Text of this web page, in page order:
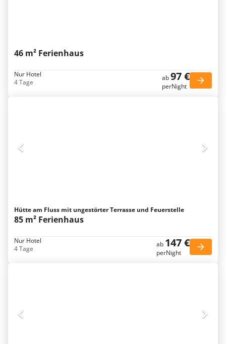
46 m² Ferienhaus
Nur Hotel
4 Tage
ab97 €
perNight
Hütte am Fluss mit ungestörter Terrasse und Feuerstelle
85 m² Ferienhaus
Nur Hotel
4 Tage
ab 147 €
perNight